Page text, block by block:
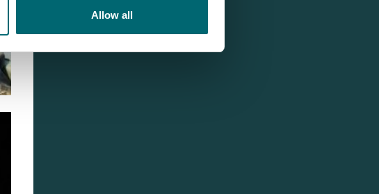
Allow all